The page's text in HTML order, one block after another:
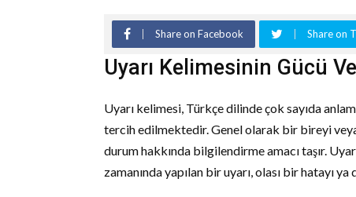
Share on Facebook Share on
Uyarı Kelimesinin Gücü
Uyarı kelimesi, Türkçe dilinde çok sayıda
tercih edilmektedir. Genel olarak bir bireyi
durum hakkında bilgilendirme amacı taşır.
zamanında yapılan bir uyarı, olası bir hatayı